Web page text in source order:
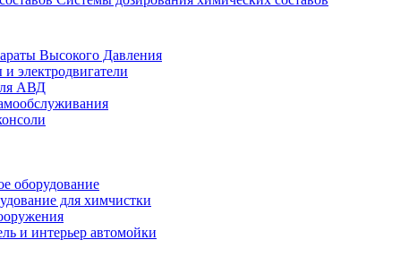
Высокого Давления
электродвигатели
АВД
оборудование
для химчистки
и интерьер автомойки